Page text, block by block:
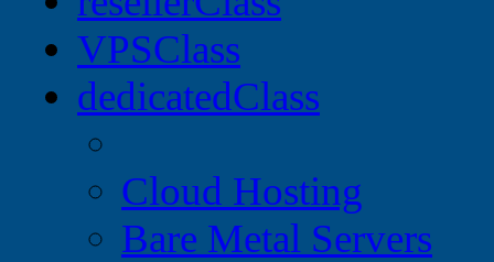
VPSClass
dedicatedClass
Cloud Hosting
Bare Metal Servers